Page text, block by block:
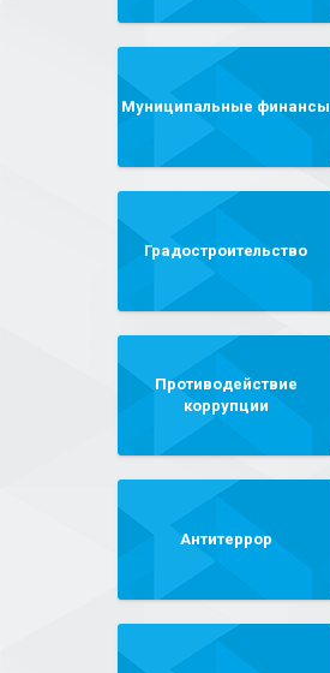
Муниципальные финансы
Градостроительство
Противодействие
коррупции
Антитеррор